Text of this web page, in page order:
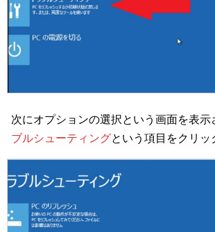
次にオプションの選択という画面を表示
ブルシューティングという項目をクリッ